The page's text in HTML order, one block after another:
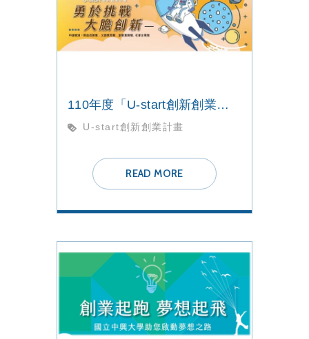
110年度「U-start創新創業計畫」暨「U-start原漾計畫」第一階段申請
U-start創新創業計畫
READ MORE